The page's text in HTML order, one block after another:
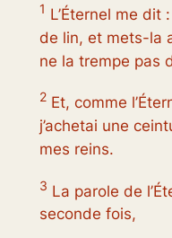
1 L’Éternel me dit
de lin, et mets-la
ne la trempe pas
2Et, comme
j’achetai une
mes reins.
3 La parole de
seconde fois,